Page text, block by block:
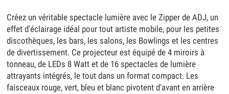
Créez un véritable spectacle lumière avec le Zipper de ADJ, un
effet d'éclairage idéal pour tout artiste mobile, pour les petites
discothèques, les bars, les salons, les Bowlings et les centres
de divertissement. Ce projecteur est équipé de 4 miroirs à
tonneau, de LEDs 8 Watt et de 16 spectacles de lumière
attrayants intégrés, le tout dans un format compact. Les
faisceaux rouge, vert, bleu et blanc pivotent d'avant en arrière